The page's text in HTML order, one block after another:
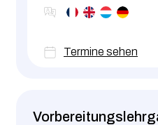
Termine sehen